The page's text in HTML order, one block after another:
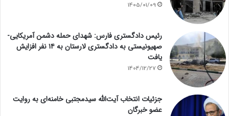
1405/01/09
رئیس دادگستری فارس: شهدای حمله دشمن آمریکایی-
صهیونیستی به دادگستری لارستان به ۱۴ نفر افزایش
یافت
1404/12/27
جزئیات انتخاب آیت‌الله سیدمجتبی خامنه‌ای به روایت
عضو خبرگان